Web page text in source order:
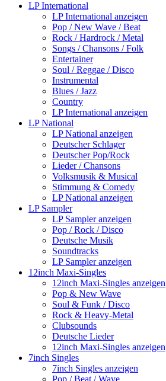
LP International
LP International anzeigen
Pop / New Wave / Beat
Rock / Hardrock / Metal
Songs / Chansons / Folk
Entertainer
Soul / Reggae / Disco
Instrumental
Blues / Jazz
Country
LP International anzeigen
LP National
LP National anzeigen
Deutscher Schlager
Deutscher Pop/Rock
Lieder / Chansons
Volksmusik & Musical
Stimmung & Comedy
LP National anzeigen
LP Sampler
LP Sampler anzeigen
Pop / Rock / Disco
Deutsche Musik
Soundtracks
LP Sampler anzeigen
12inch Maxi-Singles
12inch Maxi-Singles anzeigen
Pop & New Wave
Soul & Funk / Disco
Rock & Heavy-Metal
Clubsounds
Deutsche Lieder
12inch Maxi-Singles anzeigen
7inch Singles
7inch Singles anzeigen